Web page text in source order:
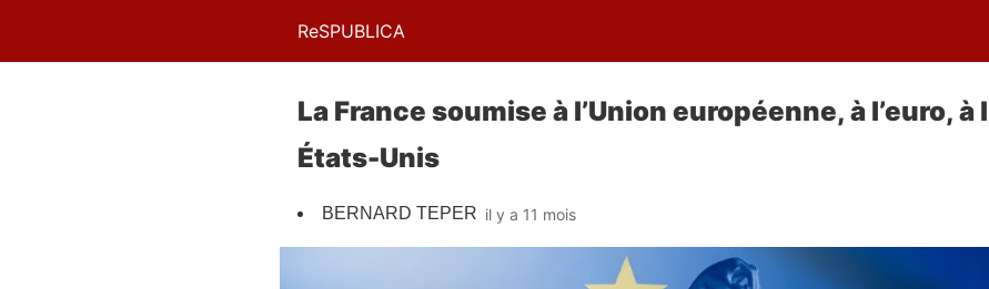
ReSPUBLICA
La France soumise à l’Union européenne, à l’euro, à
États-Unis
BERNARD TEPER il y a 11 mois